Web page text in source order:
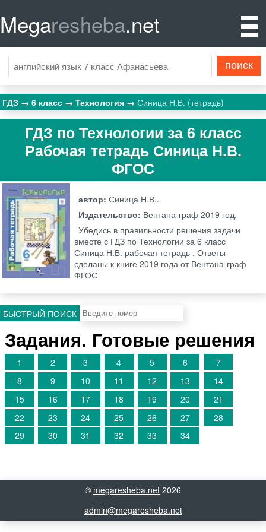
Megaresheba.net
ГДЗ 6 класс Технология Синица Н.В. (тетрадь)
ГДЗ по Технологии за 6 класс
Рабочая тетрадь Синица Н.В.
ФГОС
автор:Синица Н.В..
Издательство: Вентана-граф 2019 год.
Убедись в правильности решения задачи
вместе с ГДЗ по Технологии за 6 класс
Синица Н.В. рабочая тетрадь . Ответы
сделаны к книге 2019 года от Вентана-граф
ФГОС
БЫСТРЫЙ ПОИСК
Задания. Готовые решения
1 2 3 4 5 6
7
8
9 10 11 12 13
14
15
16 17 18 19 20
21
22
23 24 25 26 27
28
29
30 31 32 33 34
© megaresheba.net 2026
admin@megaresheba.net